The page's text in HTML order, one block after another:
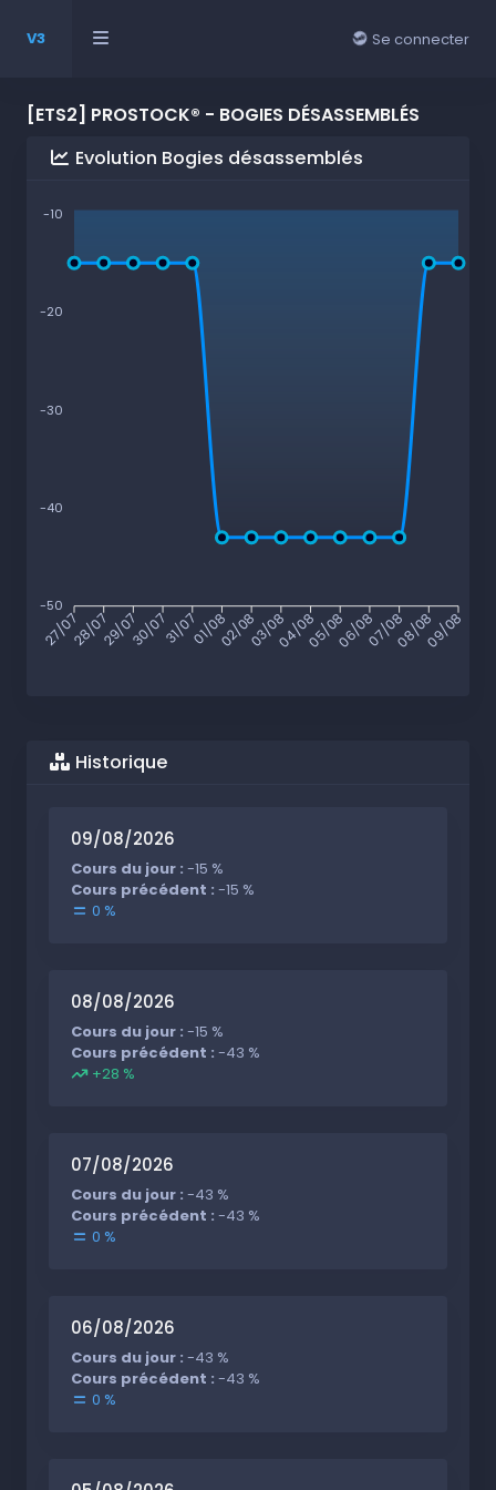
V3 Se connecter
[ETS2] PROSTOCK® - BOGIES DÉSASSEMBLÉS
Evolution Bogies désassemblés
-10
-20
-30
-40
-50
27/0728/0729/0730/0731/0701/0802/0803/0804/0805/0806/0807/0808/0809/08
Historique
09/08/2026
Cours du jour : -15 %
Cours précédent : -15 %
0 %
08/08/2026
Cours du jour : -15 %
Cours précédent : -43 %
+28 %
07/08/2026
Cours du jour : -43 %
Cours précédent : -43 %
0 %
06/08/2026
Cours du jour : -43 %
Cours précédent : -43 %
0 %